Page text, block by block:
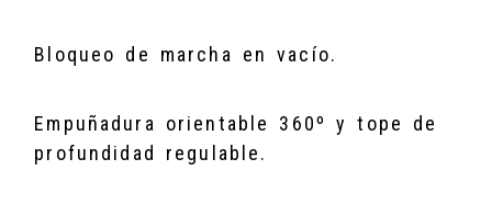
Bloqueo de marcha en vacío.
Empuñadura orientable 360º y tope de
profundidad regulable.